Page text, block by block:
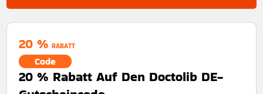
20 % RABATT
Code
20 % Rabatt Auf Den Doctolib DE-